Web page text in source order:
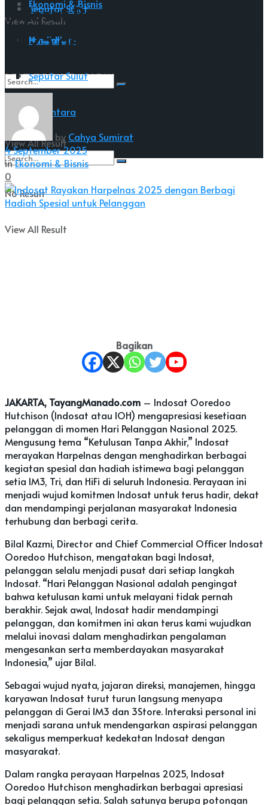
Seputar Sulut
Nusantara
No Result
View All Result
Ekonomi & Bisnis
Pendidikan
Seputar Sulut
Nusantara
No Result
View All Result
View All Result
Indosat Rayakan Harpelnas
2025 dengan Berbagi Hadiah
Spesial untuk Pelanggan
by Cahya Sumirat
4 September 2025
inEkonomi & Bisnis
0
Bagikan
JAKARTA, TayangManado.com – Indosat Ooredoo
Hutchison (Indosat atau IOH) mengapresiasi kesetiaan
pelanggan di momen Hari Pelanggan Nasional 2025.
Mengusung tema “Ketulusan Tanpa Akhir,” Indosat
merayakan Harpelnas dengan menghadirkan berbagai
kegiatan spesial dan hadiah istimewa bagi pelanggan
setia IM3, Tri, dan HiFi di seluruh Indonesia. Perayaan ini
menjadi wujud komitmen Indosat untuk terus hadir, dekat
dan mendampingi perjalanan masyarakat Indonesia
terhubung dan berbagi cerita.
Bilal Kazmi, Director and Chief Commercial Officer Indosat
Ooredoo Hutchison, mengatakan bagi Indosat,
pelanggan selalu menjadi pusat dari setiap langkah
Indosat. “Hari Pelanggan Nasional adalah pengingat
bahwa ketulusan kami untuk melayani tidak pernah
berakhir. Sejak awal, Indosat hadir mendampingi
pelanggan, dan komitmen ini akan terus kami wujudkan
melalui inovasi dalam menghadirkan pengalaman
mengesankan serta memberdayakan masyarakat
Indonesia,” ujar Bilal.
Sebagai wujud nyata, jajaran direksi, manajemen, hingga
karyawan Indosat turut turun langsung menyapa
pelanggan di Gerai IM3 dan 3Store. Interaksi personal ini
menjadi sarana untuk mendengarkan aspirasi pelanggan
sekaligus memperkuat kedekatan Indosat dengan
masyarakat.
Dalam rangka perayaan Harpelnas 2025, Indosat
Ooredoo Hutchison menghadirkan berbagai apresiasi
bagi pelanggan setia. Salah satunya berupa potongan